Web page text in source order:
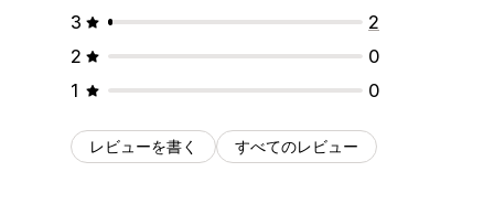
3
2
2
0
1
0
レビューを書く すべてのレビュー